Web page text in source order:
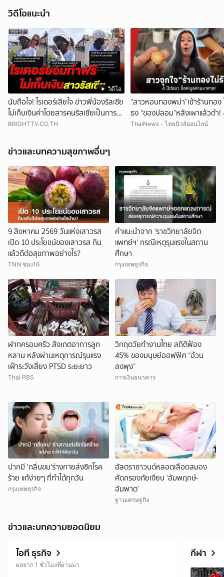
วิดีโอแนะนำ
วิดีโอ
นับถือใจ! ไรเดอร์เสียใจ ข่าวพี่น้องรัสเซีย
ไม่เก็บเงินค่าโดยสารคนรัสเซียเป็นการ
ขอโทษ
BRIGHTTV.CO.TH
“สาวหอบทองพม่า”เข้าร้านทอ
ธง “ของปลอม”หลังเผาแล้วดำ
มา ช็อกมูลค่าพุ่งมหาศาล!
ThaiNews - ไทยนิวส์ออนไลน์
ข่าวและบทความสุขภาพอื่นๆ
9 สิงหาคม 2569 วันแห่งเสาวรส
เปิด 10 ประโยชน์ของเสาวรส กิน
แล้วดีต่อสุขภาพอย่างไร?
TNN ช่อง16
คำแนะนำจาก 'ราชวิทยาลัยจิต
แพทย์ฯ' กรณีเหตุรุนแรงในสถาน
ศึกษา
กรุงเทพธุรกิจ
ฝากครอบครัว สังเกตอาการลูก
หลาน หลังผ่านเหตุการณ์รุนแรง
เฝ้าระวังเสี่ยง PTSD ระยะยาว
Thai PBS
วิกฤตวัยทำงานไทย สถิติฟ้อง
45% ของมนุษย์ออฟฟิศ “อ้วน
ลงพุง”
การเงินธนาคาร
ปากมี 'กลิ่นขม'ร่างกายส่งซิกโรค
ร้าย แก้ง่ายๆ ที่ทำได้ทุกวัน
กรุงเทพธุรกิจ
อัลตราซาวนด์หลอดเลือดสมอง
คัดกรองภัยเงียบ ‘อัมพฤกษ์-
อัมพาต’
ฐานเศรษฐกิจ
ข่าวและบทความยอดนิยม
ไอที ธุรกิจ
ผลจาก 1 ชั่วโมงที่ผ่านมา
กีฬา